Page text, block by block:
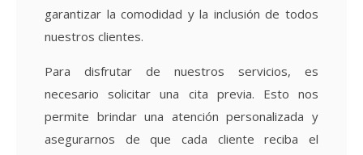
garantizar la comodidad y la inclusión de todos
nuestros clientes.
Para disfrutar de nuestros servicios, es
necesario solicitar una cita previa. Esto nos
permite brindar una atención personalizada y
asegurarnos de que cada cliente reciba el